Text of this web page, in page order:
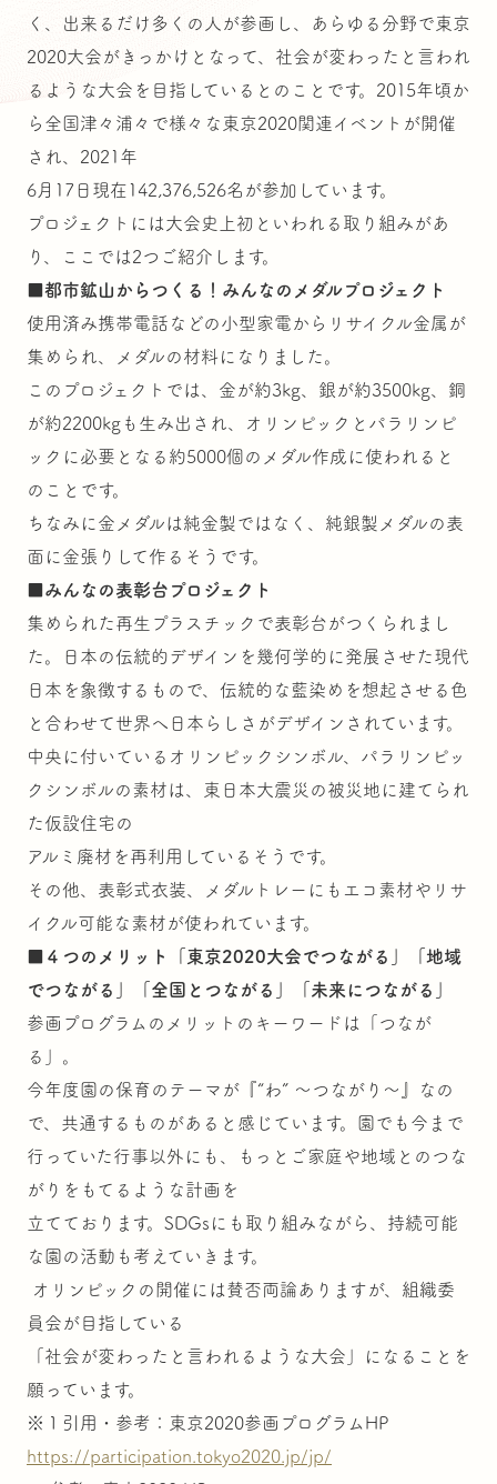
く、出来るだけ多くの人が参画し、あらゆる分野で東京
2020大会がきっかけとなって、社会が変わったと言われ
るような大会を目指しているとのことです。2015年頃か
ら全国津々浦々で様々な東京2020関連イベントが開催
され、2021年
6月17日現在142,376,526名が参加しています。
プロジェクトには大会史上初といわれる取り組みがあ
り、ここでは2つご紹介します。
■都市鉱山からつくる！みんなのメダルプロジェクト
使用済み携帯電話などの小型家電からリサイクル金属が
集められ、メダルの材料になりました。
このプロジェクトでは、金が約3kg、銀が約3500kg、銅
が約2200kgも生み出され、オリンピックとパラリンピ
ックに必要となる約5000個のメダル作成に使われると
のことです。
ちなみに金メダルは純金製ではなく、純銀製メダルの表
面に金張りして作るそうです。
■みんなの表彰台プロジェクト
集められた再生プラスチックで表彰台がつくられまし
た。日本の伝統的デザインを幾何学的に発展させた現代
日本を象徴するもので、伝統的な藍染めを想起させる色
と合わせて世界へ日本らしさがデザインされています。
中央に付いているオリンピックシンボル、パラリンピッ
クシンボルの素材は、東日本大震災の被災地に建てられ
た仮設住宅の
アルミ廃材を再利用しているそうです。
その他、表彰式衣装、メダルトレーにもエコ素材やリサ
イクル可能な素材が使われています。
■ ４つのメリット
「東京2020大会でつながる」「地域
でつながる」「全国とつながる」「未来につながる」
参画プログラムのメリットのキーワードは「つなが
る」。
今年度園の保育のテーマが『“わ” ～つながり～』なの
で、共通するものがあると感じています。園でも今まで
行っていた行事以外にも、もっとご家庭や地域とのつな
がりをもてるような計画を
立てております。SDGsにも取り組みながら、持続可能
な園の活動も考えていきます。
オリンピックの開催には賛否両論ありますが、組織委
員会が目指している
「社会が変わったと言われるような大会」になることを
願っています。
※１引用・参考：東京2020参画プログラムHP
https://participation.tokyo2020.jp/jp/